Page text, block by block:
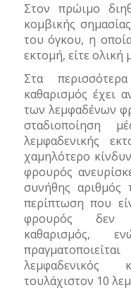
Στον πρώιμο
κομβικής
του όγκου, η
εκτομή, είτε ολική
Στα
καθαρισμός έχει
των λεμφαδένων
σταδιοποίηση
λεμφαδενικής
χαμηλότερο
φρουρός
συνήθης
περίπτωση που
φρουρός δεν
καθαρισμός,
λεμφαδενικός
τουλάχιστον 10